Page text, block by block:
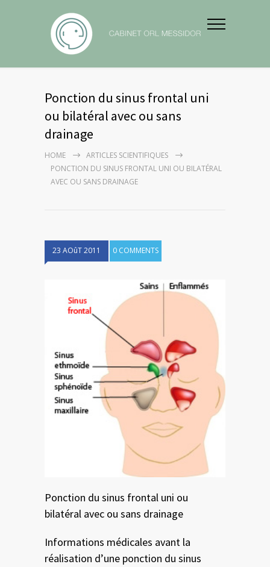
Ponction du sinus frontal uni
ou bilatéral avec ou sans
drainage
HOME
ARTICLES SCIENTIFIQUES
PONCTION DU SINUS FRONTAL UNI OU BILATÉRAL
AVEC OU SANS DRAINAGE
23 AOûT 2011 0 COMMENTS
Ponction du sinus frontal uni ou
bilatéral avec ou sans drainage
Informations médicales avant la
réalisation d’une ponction du sinus